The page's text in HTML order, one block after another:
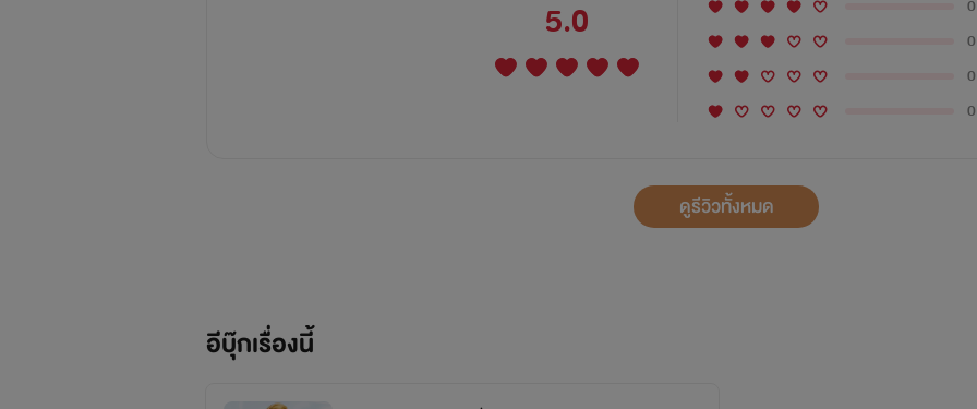
5.0
0
0
0
0
ดูรีวิวทั้งหมด
อีบุ๊กเรื่องนี้